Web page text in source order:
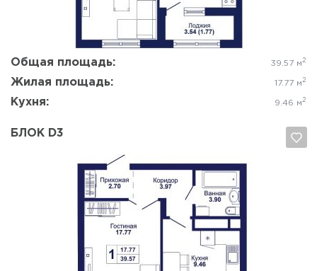
Общая площадь: 39.57 м 2
Жилая площадь: 17.77 м 2
Кухня: 9.46 м 2
БЛОК D3
Отмена